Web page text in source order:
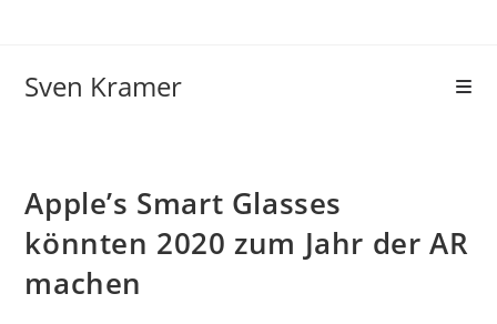
Sven Kramer
Apple’s Smart Glasses
könnten 2020 zum Jahr der AR
machen